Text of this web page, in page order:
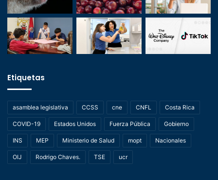
Etiquetas
asamblea legislativa CCSS cne CNFL Costa Rica
COVID-19 Estados Unidos Fuerza Pública Gobierno
INS MEP Ministerio de Salud mopt Nacionales
OIJ Rodrigo Chaves. TSE ucr